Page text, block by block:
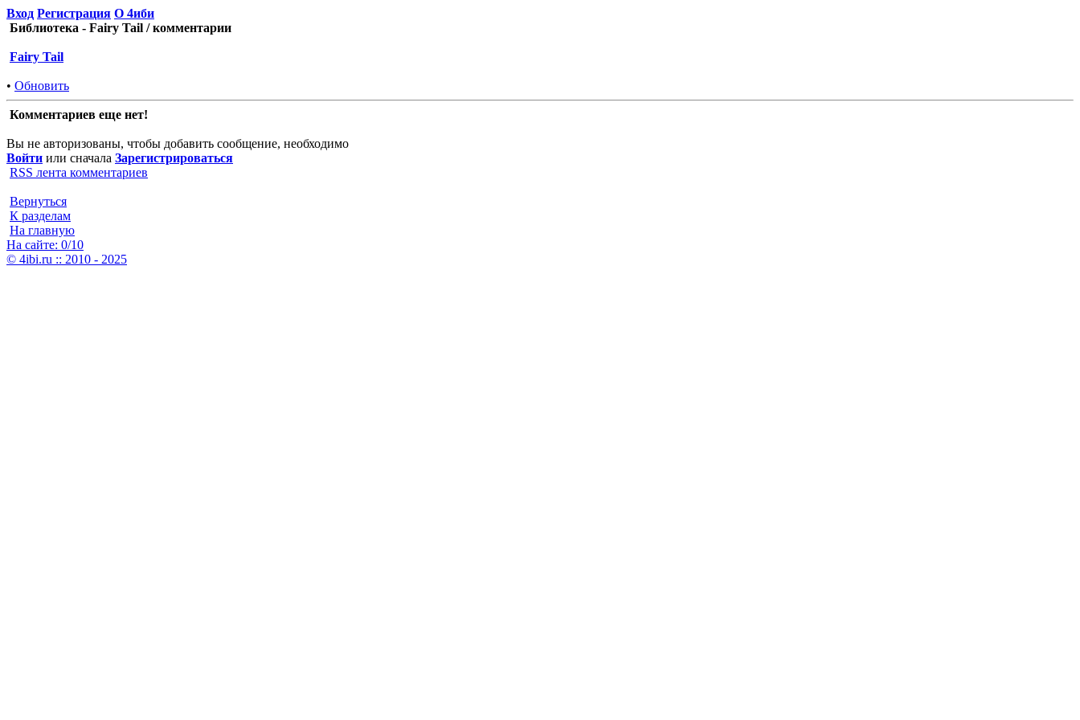
Вход Регистрация О 4иби
Библиотека - Fairy Tail / комментарии
Fairy Tail
• Обновить
Комментариев еще нет!
Вы не авторизованы, чтобы добавить сообщение, необходимо
Войти или сначала Зарегистрироваться
RSS лента комментариев
Вернуться
К разделам
На главную
На сайте: 0/10
© 4ibi.ru :: 2010 - 2025